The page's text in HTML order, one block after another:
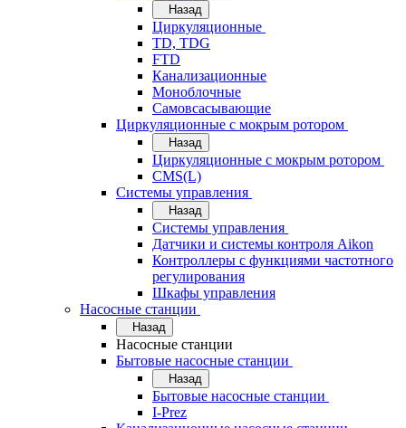
Назад
Циркуляционные
TD, TDG
FTD
Канализационные
Моноблочные
Самовсасывающие
Циркуляционные с мокрым ротором
Назад
Циркуляционные с мокрым ротором
CMS(L)
Системы управления
Назад
Системы управления
Датчики и системы контроля Aikon
Контроллеры с функциями частотного
регулирования
Шкафы управления
Насосные станции
Назад
Насосные станции
Бытовые насосные станции
Назад
Бытовые насосные станции
I-Prez